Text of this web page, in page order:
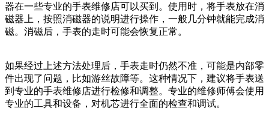
器在一些专业的手表维修店可以买到。使用时，将手表放在消
磁器上，按照消磁器的说明进行操作，一般几分钟就能完成消
磁。消磁后，手表的走时可能会恢复正常。
如果经过上述方法处理后，手表走时仍然不准，可能是内部零
件出现了问题，比如游丝故障等。这种情况下，建议将手表送
到专业的手表维修店进行检修和调整。专业的维修师傅会使用
专业的工具和设备，对机芯进行全面的检查和调试。